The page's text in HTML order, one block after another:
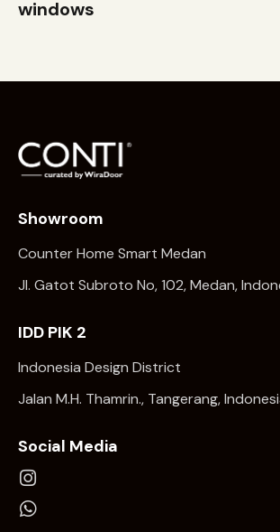
windows
Showroom
Counter Home Smart Medan
Jl. Gatot Subroto No, 102, Medan,
IDD PIK 2
Indonesia Design District
Jalan M.H. Thamrin., Tangerang,
Social Media